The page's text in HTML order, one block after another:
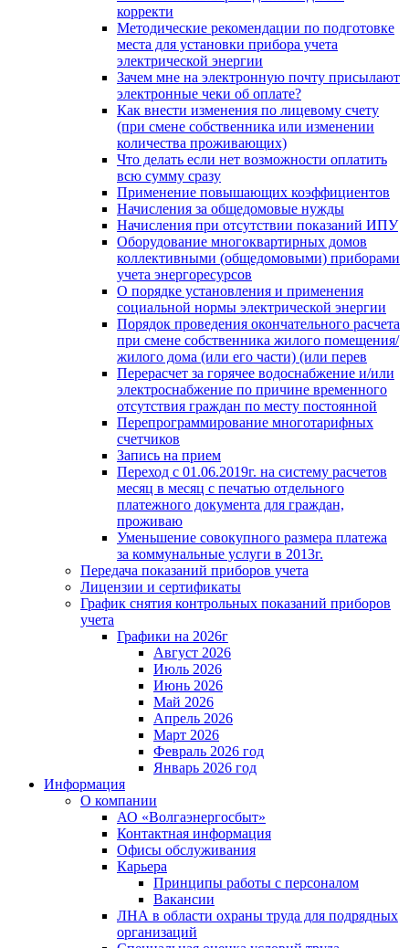
корректи
Методические рекомендации по подготовке
места для установки прибора учета
электрической энергии
Зачем мне на электронную почту присылают
электронные чеки об оплате?
Как внести изменения по лицевому счету
(при смене собственника или изменении
количества проживающих)
Что делать если нет возможности оплатить
всю сумму сразу
Применение повышающих коэффициентов
Начисления за общедомовые нужды
Начисления при отсутствии показаний ИПУ
Оборудование многоквартирных домов
коллективными (общедомовыми) приборами
учета энергоресурсов
О порядке установления и применения
социальной нормы электрической энергии
Порядок проведения окончательного расчета
при смене собственника жилого помещения/
жилого дома (или его части) (или перев
Перерасчет за горячее водоснабжение и/или
электроснабжение по причине временного
отсутствия граждан по месту постоянной
Перепрограммирование многотарифных
счетчиков
Запись на прием
Переход с 01.06.2019г. на систему расчетов
месяц в месяц с печатью отдельного
платежного документа для граждан,
проживаю
Уменьшение совокупного размера платежа
за коммунальные услуги в 2013г.
Передача показаний приборов учета
Лицензии и сертификаты
График снятия контрольных показаний приборов
учета
Графики на 2026г
Август 2026
Июль 2026
Июнь 2026
Май 2026
Апрель 2026
Март 2026
Февраль 2026 год
Январь 2026 год
Информация
О компании
АО «Волгаэнергосбыт»
Контактная информация
Офисы обслуживания
Карьера
Принципы работы с персоналом
Вакансии
ЛНА в области охраны труда для подрядных
организаций